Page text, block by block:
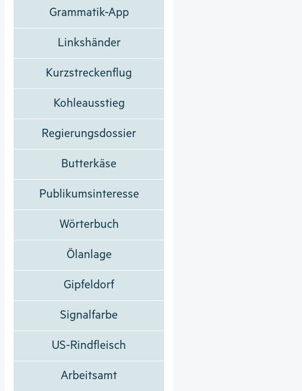
Grammatik-App
Linkshänder
Kurzstreckenflug
Kohleausstieg
Regierungsdossier
Butterkäse
Publikumsinteresse
Wörterbuch
Ölanlage
Gipfeldorf
Signalfarbe
US-Rindfleisch
Arbeitsamt